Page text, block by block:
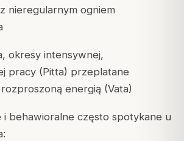
nieregularnym ogniem
okresy intensywnej,
pracy (Pitta) przeplatane
energią (Vata)
i behawioralne często spotykane u